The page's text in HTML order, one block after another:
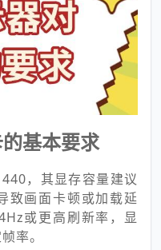
基本要求
，其显存容量建议
致画面卡顿或加载延
或更高刷新率，显
率。